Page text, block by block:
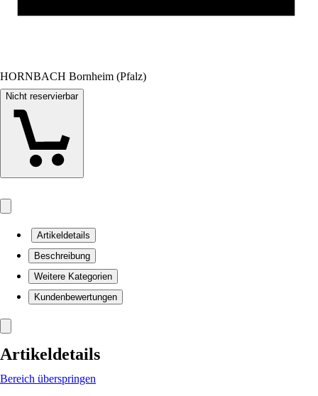
HORNBACH Bornheim (Pfalz)
Nicht reservierbar
Artikeldetails
Beschreibung
Weitere Kategorien
Kundenbewertungen
Artikeldetails
Bereich überspringen